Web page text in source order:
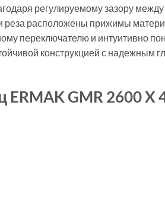
регулируемому зазору
расположены прижимы
переключателю и интуитивно
конструкцией с надежным
GMR 2600 X